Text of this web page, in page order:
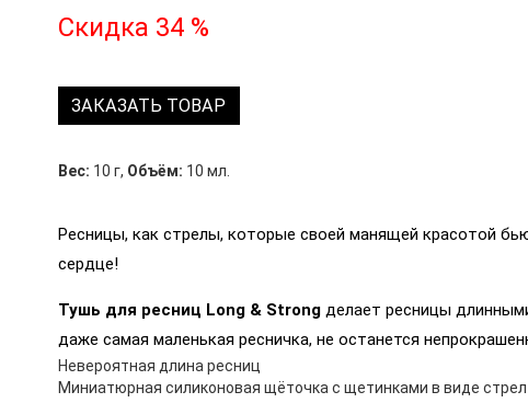
Скидка 34 %
ЗАКАЗАТЬ ТОВАР
Вес: 10 г, Объём: 10 мл.
Ресницы, как стрелы, которые своей манящей красотой
сердце!
Тушь для ресниц Long & Strong делает ресницы
даже самая маленькая ресничка, не останется
Невероятная длина ресниц
Миниатюрная силиконовая щёточка с щетинками в виде стрел